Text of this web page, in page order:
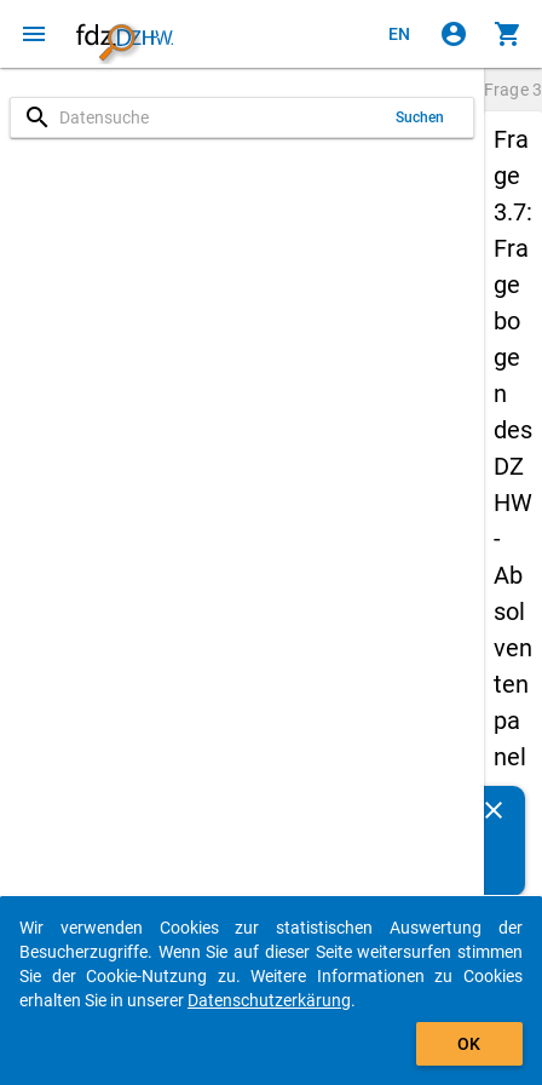
menu EN account_circle shopping_cart
search Suchen
Frage
Fra
ge
3.7:
Fra
ge
bo
ge
n
des
DZ
HW
-
Ab
sol
ven
ten
pa
nel
s
-
zw
eit
clear
auto_stories
add_shopping_cart
Wir verwenden Cookies zur statistischen Auswertung der
Besucherzugriffe. Wenn Sie auf dieser Seite weitersurfen stimmen
Sie der Cookie-Nutzung zu. Weitere Informationen zu Cookies
erhalten Sie in unserer Datenschutzerkärung.
OK